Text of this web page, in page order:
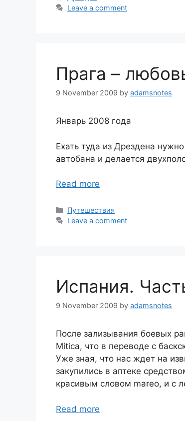
Leave a comment
Прага –
9 November 2009 by adamsnotes
Январь 2008 года
Ехать туда из Дрездена
автобана и делается
Read more
Categories
Путешествия
Leave a comment
Испания.
9 November 2009 by adamsnotes
После зализывания боевых
Mitica, что в переводе с
Уже зная, что нас ждет на
закупились в аптеке
красивым словом mareo, и с
Read more